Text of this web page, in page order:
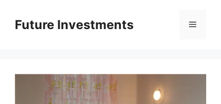
вмістуFuture Investments Меню